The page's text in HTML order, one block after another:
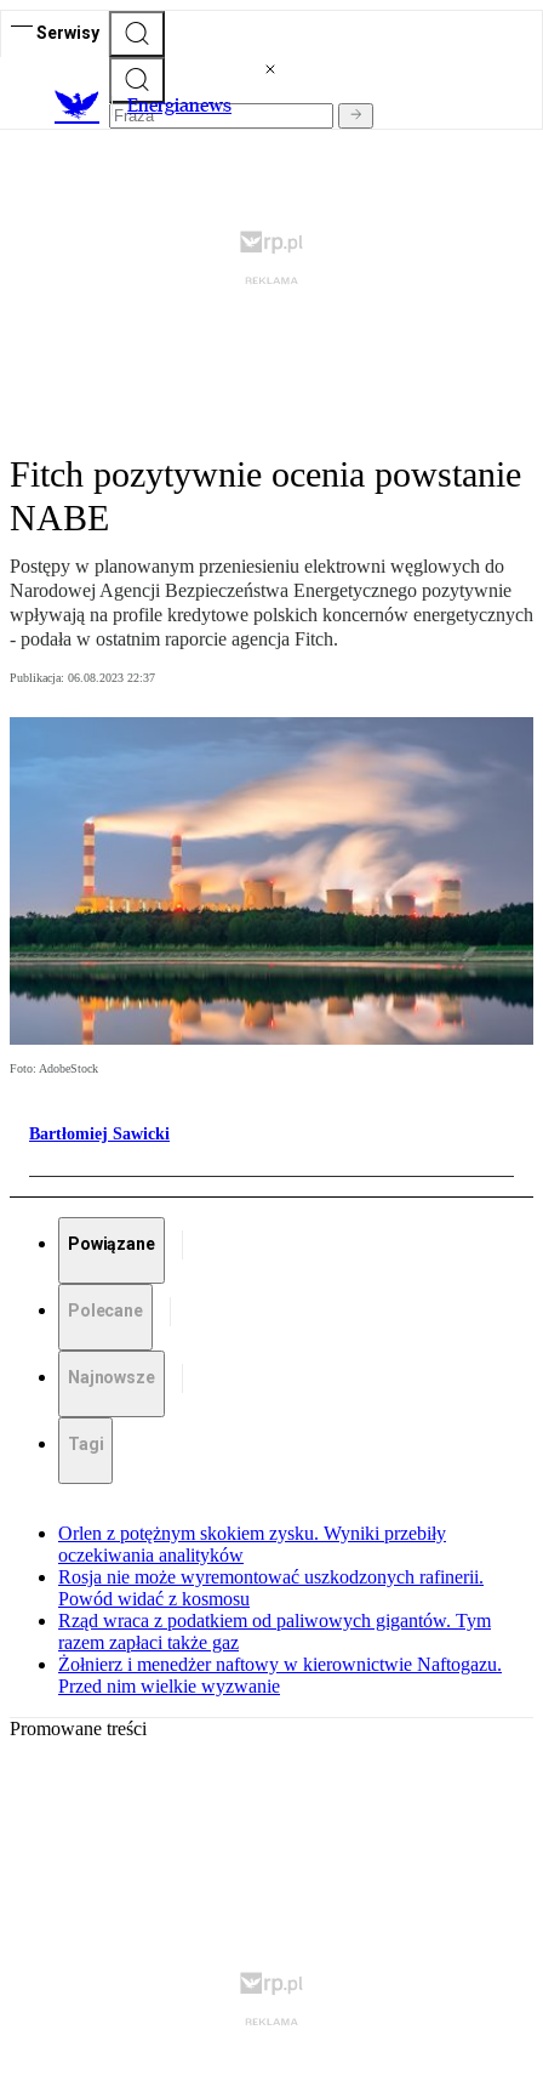
Serwisy
Energianews
Fitch pozytywnie ocenia powstanie
NABE
Postępy w planowanym przeniesieniu elektrowni węglowych do
Narodowej Agencji Bezpieczeństwa Energetycznego pozytywnie
wpływają na profile kredytowe polskich koncernów energetycznych
- podała w ostatnim raporcie agencja Fitch.
Publikacja: 06.08.2023 22:37
Foto: AdobeStock
Bartłomiej Sawicki
Powiązane
Polecane
Najnowsze
Tagi
Orlen z potężnym skokiem zysku. Wyniki przebiły
oczekiwania analityków
Rosja nie może wyremontować uszkodzonych rafinerii.
Powód widać z kosmosu
Rząd wraca z podatkiem od paliwowych gigantów. Tym
razem zapłaci także gaz
Żołnierz i menedżer naftowy w kierownictwie Naftogazu.
Przed nim wielkie wyzwanie
Promowane treści